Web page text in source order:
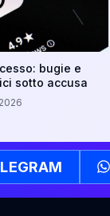
bugie e
sotto accusa